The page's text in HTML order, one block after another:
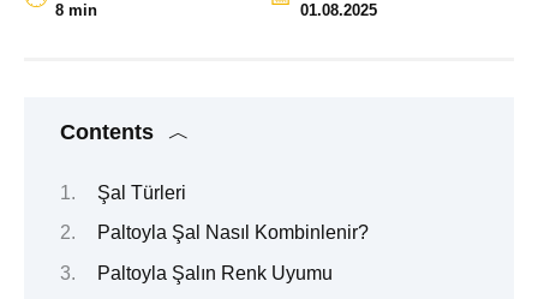
8 min 01.08.2025
Contents
Şal Türleri
Paltoyla Şal Nasıl Kombinlenir?
Paltoyla Şalın Renk Uyumu